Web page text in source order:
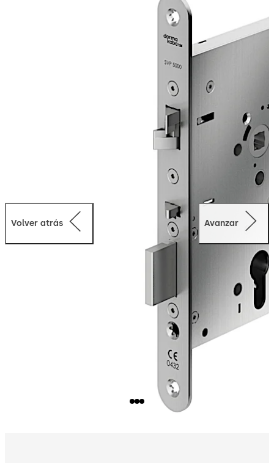
seguridad. El disparo automático del cerrojo de 20 mm
garantiza que la puerta esté siempre cerrada de
acuerdo con los requisitos del seguro de la propiedad.
Además, gracias a la función añadida de salida de
emergencia por un lado, la puerta puede abrirse en
cualquier momento en la dirección de salida
simplemente accionando la manilla o puede abrirse
desde el exterior a través de una apertura mecánica con
La cerradura es apta para su uso en salidas de
emergencia y vías de evacuación según la norma EN 179
o en puertas antipánico con barra de empuje horizontal
Volver atrás Avanzar